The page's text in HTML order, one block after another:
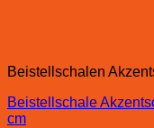
Beistellschalen
Beistellschale
cm